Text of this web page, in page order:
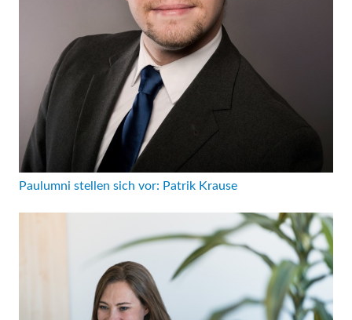
Paulumni stellen sich vor: Patrik Krause